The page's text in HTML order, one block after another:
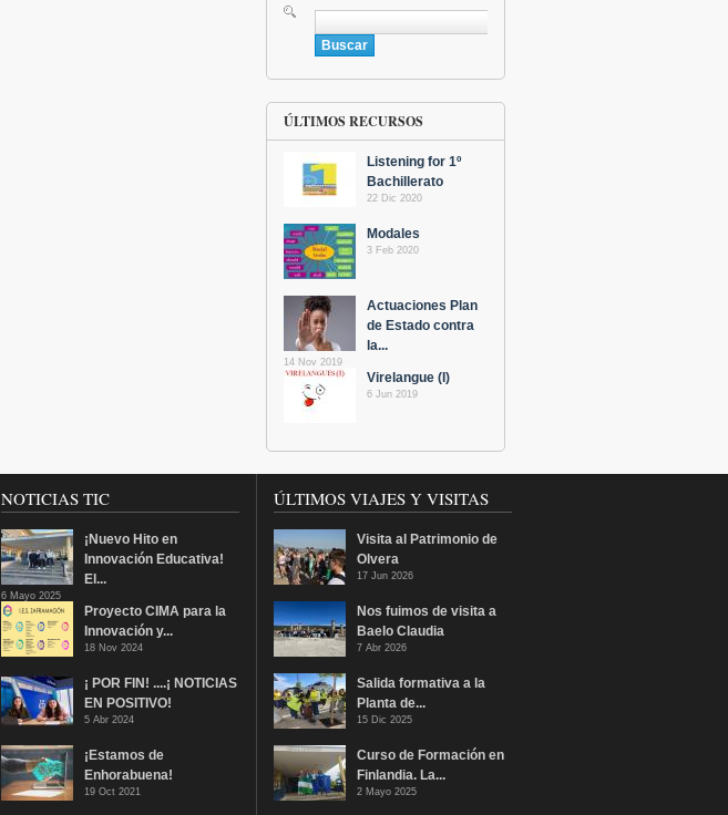
Buscar
ÚLTIMOS RECURSOS
Listening for 1º
Bachillerato
22 Dic 2020
Modales
3 Feb 2020
Actuaciones Plan
de Estado contra
la...
14 Nov 2019
Virelangue (I)
6 Jun 2019
NOTICIAS TIC
¡Nuevo Hito en
Innovación Educativa!
El...
6 Mayo 2025
Proyecto CIMA para la
Innovación y...
18 Nov 2024
¡ POR FIN! ....¡ NOTICIAS
EN POSITIVO!
5 Abr 2024
¡Estamos de
Enhorabuena!
19 Oct 2021
ÚLTIMOS VIAJES Y VISITAS
Visita al Patrimonio de
Olvera
17 Jun 2026
Nos fuimos de visita a
Baelo Claudia
7 Abr 2026
Salida formativa a la
Planta de...
15 Dic 2025
Curso de Formación en
Finlandia. La...
2 Mayo 2025